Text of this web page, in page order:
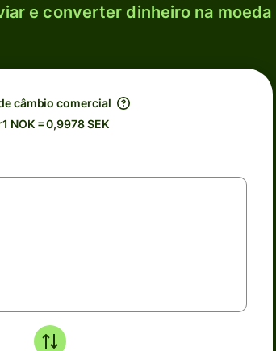
e converter dinheiro na moeda
câmbio comercial
NOK = 0,9978 SEK